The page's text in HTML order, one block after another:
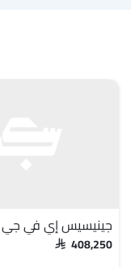
جينيسيس إي في جي 80
SAR 408,250